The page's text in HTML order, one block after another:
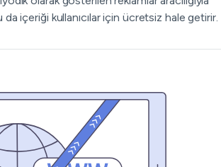
içeriği kullanıcılar için ücretsiz hale getirir.